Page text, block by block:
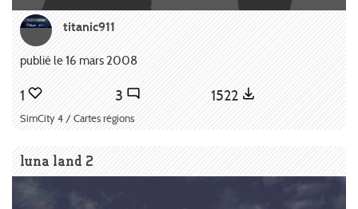
titanic911
publié le 16 mars 2008
1 3 1522
SimCity 4 / Cartes régions
luna land 2